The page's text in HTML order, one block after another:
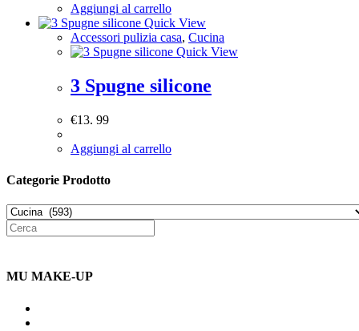
Aggiungi al carrello
Quick View
Accessori pulizia casa, Cucina
Quick View
3 Spugne silicone
€13. 99
Aggiungi al carrello
Categorie Prodotto
MU MAKE-UP